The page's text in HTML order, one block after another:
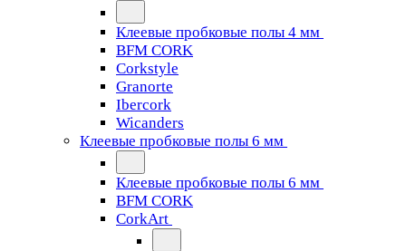
Клеевые пробковые полы 4 мм
BFM CORK
Corkstyle
Granorte
Ibercork
Wicanders
Клеевые пробковые полы 6 мм
Клеевые пробковые полы 6 мм
BFM CORK
CorkArt